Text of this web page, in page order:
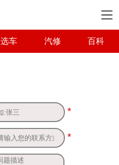
选车 汽修 百科
*
*